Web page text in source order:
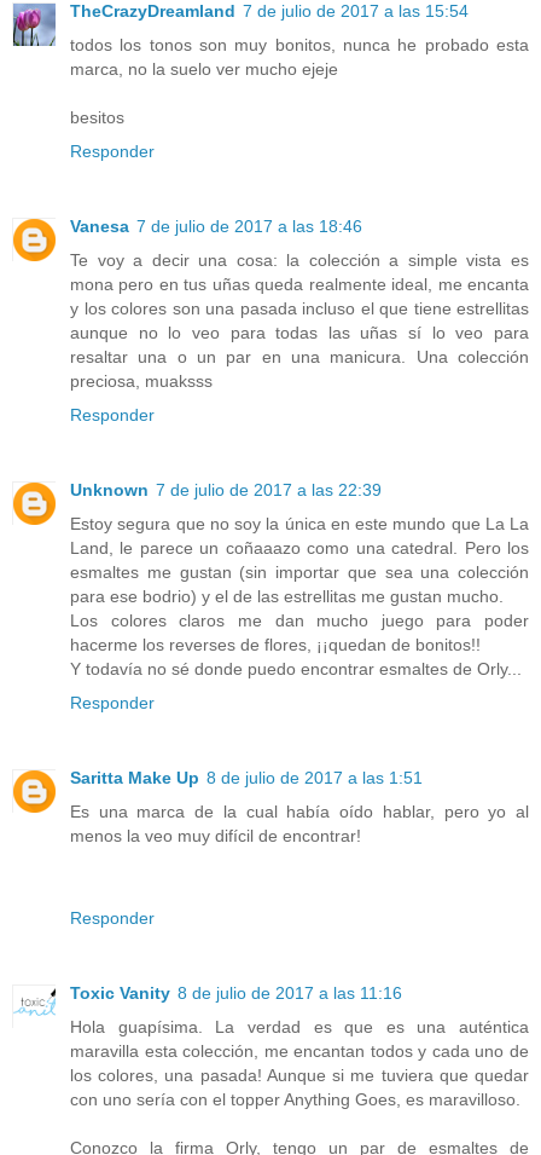
TheCrazyDreamland 7 de julio de 2017 a las 15:54
todos los tonos son muy bonitos, nunca he probado esta
marca, no la suelo ver mucho ejeje
besitos
Responder
Vanesa 7 de julio de 2017 a las 18:46
Te voy a decir una cosa: la colección a simple vista es
mona pero en tus uñas queda realmente ideal, me encanta
y los colores son una pasada incluso el que tiene estrellitas
aunque no lo veo para todas las uñas sí lo veo para
resaltar una o un par en una manicura. Una colección
preciosa, muaksss
Responder
Unknown 7 de julio de 2017 a las 22:39
Estoy segura que no soy la única en este mundo que La La
Land, le parece un coñaaazo como una catedral. Pero los
esmaltes me gustan (sin importar que sea una colección
para ese bodrio) y el de las estrellitas me gustan mucho.
Los colores claros me dan mucho juego para poder
hacerme los reverses de flores, ¡¡quedan de bonitos!!
Y todavía no sé donde puedo encontrar esmaltes de Orly...
Responder
Saritta Make Up 8 de julio de 2017 a las 1:51
Es una marca de la cual había oído hablar, pero yo al
menos la veo muy difícil de encontrar!
Responder
Toxic Vanity 8 de julio de 2017 a las 11:16
Hola guapísima. La verdad es que es una auténtica
maravilla esta colección, me encantan todos y cada uno de
los colores, una pasada! Aunque si me tuviera que quedar
con uno sería con el topper Anything Goes, es maravilloso.
Conozco la firma Orly, tengo un par de esmaltes de